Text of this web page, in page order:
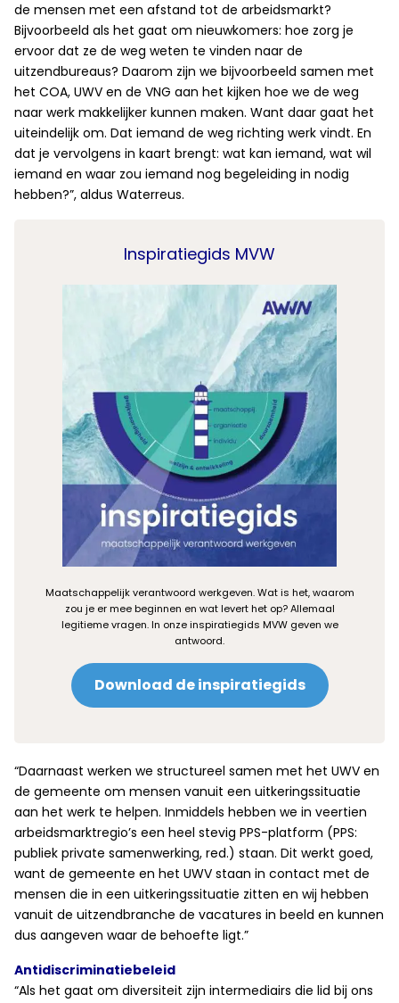
de mensen met een afstand tot de arbeidsmarkt?
Bijvoorbeeld als het gaat om nieuwkomers: hoe zorg je
ervoor dat ze de weg weten te vinden naar de
uitzendbureaus? Daarom zijn we bijvoorbeeld samen met
het COA, UWV en de VNG aan het kijken hoe we de weg
naar werk makkelijker kunnen maken. Want daar gaat het
uiteindelijk om. Dat iemand de weg richting werk vindt. En
dat je vervolgens in kaart brengt: wat kan iemand, wat wil
iemand en waar zou iemand nog begeleiding in nodig
hebben?”, aldus Waterreus.
Inspiratiegids MVW
Maatschappelijk verantwoord werkgeven. Wat is het, waarom
zou je er mee beginnen en wat levert het op? Allemaal
legitieme vragen. In onze inspiratiegids MVW geven we
antwoord.
Download de inspiratiegids
“Daarnaast werken we structureel samen met het UWV en
de gemeente om mensen vanuit een uitkeringssituatie
aan het werk te helpen. Inmiddels hebben we in veertien
arbeidsmarktregio’s een heel stevig PPS-platform (PPS:
publiek private samenwerking, red.) staan. Dit werkt goed,
want de gemeente en het UWV staan in contact met de
mensen die in een uitkeringssituatie zitten en wij hebben
vanuit de uitzendbranche de vacatures in beeld en kunnen
dus aangeven waar de behoefte ligt.”
Antidiscriminatiebeleid
“Als het gaat om diversiteit zijn intermediairs die lid bij ons